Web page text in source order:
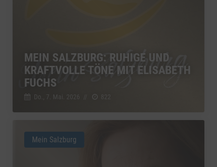
MEIN SALZBURG: RUHIGE UND
KRAFTVOLLE TÖNE MIT ELISABETH
FUCHS
Do., 7. Mai. 2026
Mein Salzburg